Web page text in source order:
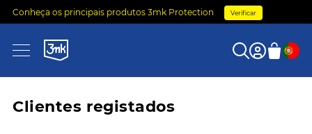
Conheça os principais produtos 3mk Protection Verificar
0
Clientes registados